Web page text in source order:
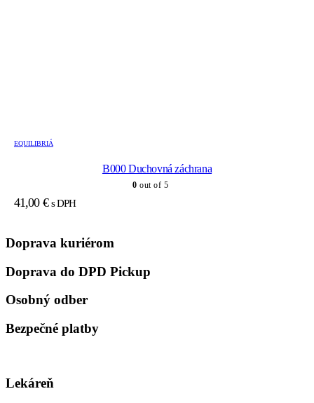
EQUILIBRIÁ
B000 Duchovná záchrana
0 out of 5
41,00 € s DPH
Doprava kuriérom
Doprava do DPD Pickup
Osobný odber
Bezpečné platby
Lekáreň